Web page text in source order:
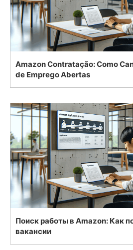
Amazon Contratação: Como
de Emprego Abertas
Поиск работы в Amazon: Как
вакансии